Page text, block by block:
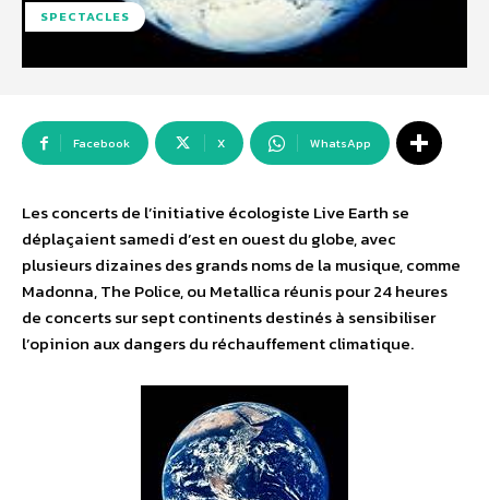
SPECTACLES
Facebook X WhatsApp
Les concerts de l’initiative écologiste Live Earth se
déplaçaient samedi d’est en ouest du globe, avec
plusieurs dizaines des grands noms de la musique, comme
Madonna, The Police, ou Metallica réunis pour 24 heures
de concerts sur sept continents destinés à sensibiliser
l’opinion aux dangers du réchauffement climatique.